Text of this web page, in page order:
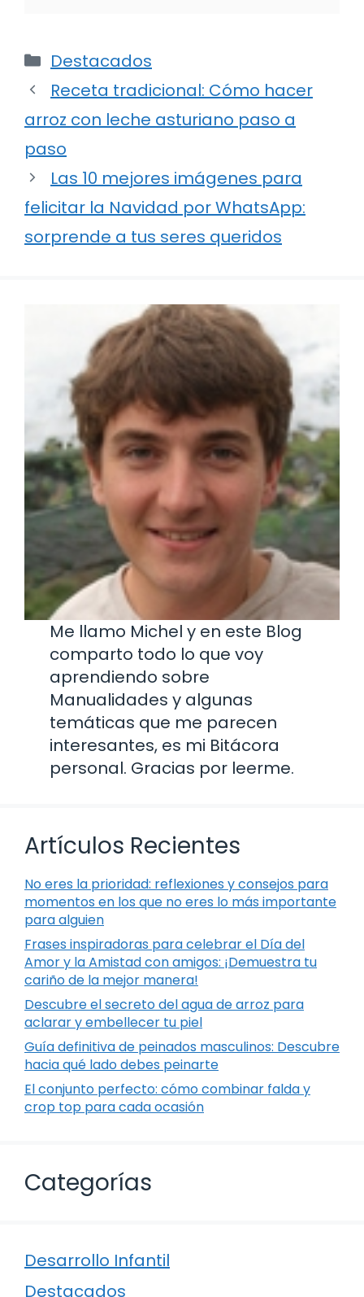
Categorías
Destacados
Receta tradicional: Cómo hacer
arroz con leche asturiano paso a
paso
Las 10 mejores imágenes para
felicitar la Navidad por WhatsApp:
sorprende a tus seres queridos
Me llamo Michel y en este Blog
comparto todo lo que voy
aprendiendo sobre
Manualidades y algunas
temáticas que me parecen
interesantes, es mi Bitácora
personal. Gracias por leerme.
Artículos Recientes
No eres la prioridad: reflexiones y consejos para
momentos en los que no eres lo más importante
para alguien
Frases inspiradoras para celebrar el Día del
Amor y la Amistad con amigos: ¡Demuestra tu
cariño de la mejor manera!
Descubre el secreto del agua de arroz para
aclarar y embellecer tu piel
Guía definitiva de peinados masculinos: Descubre
hacia qué lado debes peinarte
El conjunto perfecto: cómo combinar falda y
crop top para cada ocasión
Categorías
Desarrollo Infantil
Destacados